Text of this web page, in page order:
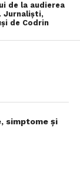
de la audierea
Jurnaliști,
de Codrin
simptome și